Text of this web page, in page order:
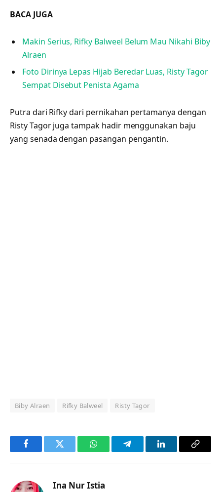
BACA JUGA
Makin Serius, Rifky Balweel Belum Mau Nikahi Biby
Alraen
Foto Dirinya Lepas Hijab Beredar Luas, Risty Tagor
Sempat Disebut Penista Agama
Putra dari Rifky dari pernikahan pertamanya dengan
Risty Tagor juga tampak hadir menggunakan baju
yang senada dengan pasangan pengantin.
Biby Alraen Rifky Balweel Risty Tagor
FacebookTwitter WhatsAppTelegramLinkedInCopy
Ina Nur Istia